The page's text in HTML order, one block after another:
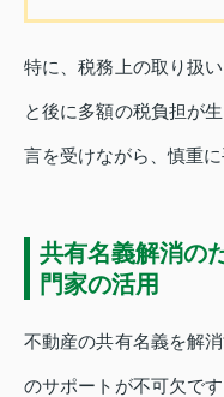
特に、税務上の取り扱
と後に多額の税負担が
言を受けながら、慎重
共有名義解消の
門家の活用
不動産の共有名義を解
のサポートが不可欠で